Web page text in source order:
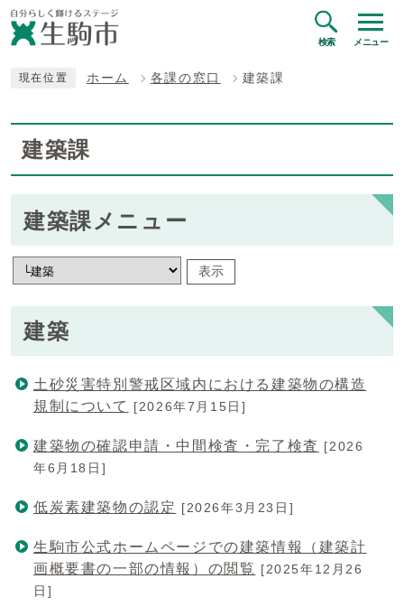
検索 メニュー
現在位置 ホーム 各課の窓口 建築課
建築課
建築課メニュー
表示
建築
土砂災害特別警戒区域内における建築物の構造
規制について
[2026年7月15日]
建築物の確認申請・中間検査・完了検査 [2026
年6月18日]
低炭素建築物の認定 [2026年3月23日]
生駒市公式ホームページでの建築情報（建築計
画概要書の一部の情報）の閲覧 [2025年12月26
日]